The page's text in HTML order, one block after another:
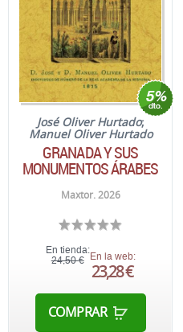
José Oliver Hurtado;
Manuel Oliver Hurtado
GRANADA Y SUS
MONUMENTOS ÁRABES
Maxtor. 2026
En tienda:
24,50 € En la web:
23,28 €
COMPRAR